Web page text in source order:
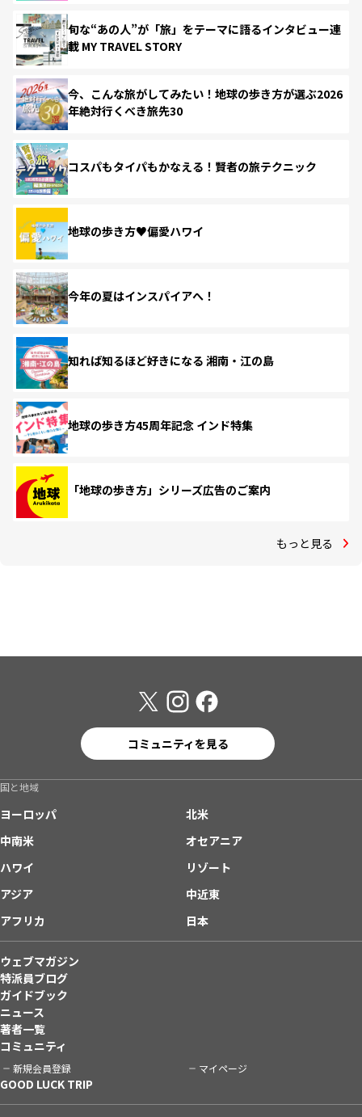
旬な“あの人”が「旅」をテーマに語るインタビュー連
載 MY TRAVEL STORY
今、こんな旅がしてみたい！地球の歩き方が選ぶ2026
年絶対行くべき旅先30
コスパもタイパもかなえる！賢者の旅テクニック
地球の歩き方♥偏愛ハワイ
今年の夏はインスパイアへ！
知れば知るほど好きになる 湘南・江の島
地球の歩き方45周年記念 インド特集
「地球の歩き方」シリーズ広告のご案内
もっと見る
コミュニティを見る
国と地域
ヨーロッパ
北米
中南米
オセアニア
ハワイ
リゾート
アジア
中近東
アフリカ
日本
ウェブマガジン
特派員ブログ
ガイドブック
ニュース
著者一覧
コミュニティ
新規会員登録 マイページ
GOOD LUCK TRIP